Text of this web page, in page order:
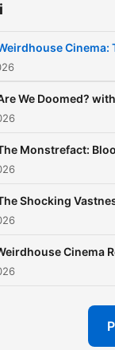
Cinema:
We Doomed?
Monstrefact:
Shocking
Cinema